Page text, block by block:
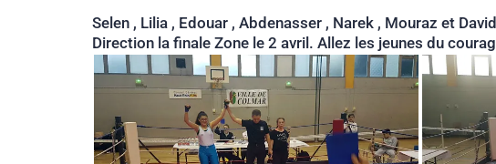
Selen , Lilia , Edouar , Abdenasser , Narek , Mouraz et
Direction la finale Zone le 2 avril. Allez les jeunes du